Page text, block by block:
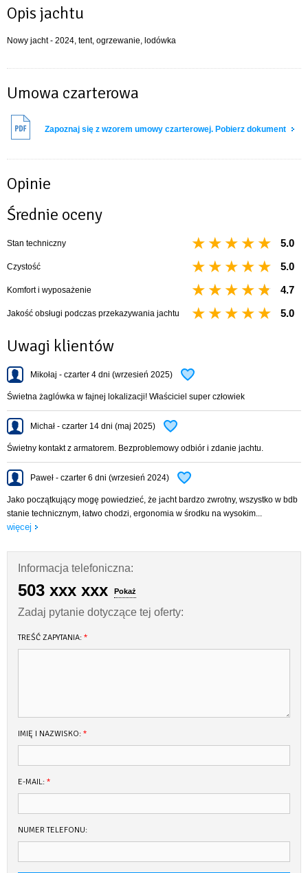
Opis jachtu
Nowy jacht - 2024, tent, ogrzewanie, lodówka
Umowa czarterowa
Zapoznaj się z wzorem umowy czarterowej. Pobierz dokument
Opinie
Średnie oceny
Stan techniczny 5.0
Czystość 5.0
Komfort i wyposażenie 4.7
Jakość obsługi podczas przekazywania jachtu 5.0
Uwagi klientów
Mikołaj - czarter 4 dni (wrzesień 2025)
Świetna żaglówka w fajnej lokalizacji! Właściciel super człowiek
Michał - czarter 14 dni (maj 2025)
Świetny kontakt z armatorem. Bezproblemowy odbiór i zdanie jachtu.
Paweł - czarter 6 dni (wrzesień 2024)
Jako początkujący mogę powiedzieć, że jacht bardzo zwrotny, wszystko w bdb
stanie technicznym, łatwo chodzi, ergonomia w środku na wysokim...
więcej
Informacja telefoniczna:
503 xxx xxx Pokaż
Zadaj pytanie dotyczące tej oferty:
TREŚĆ ZAPYTANIA: *
IMIĘ I NAZWISKO: *
E-MAIL: *
NUMER TELEFONU: